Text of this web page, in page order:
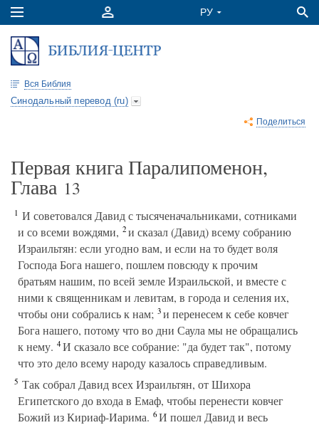
Вся Библия
Синодальный перевод (ru)
Поделиться
Первая книга Паралипоменон,
Глава 13
1 И советовался Давид с тысяченачальниками, сотниками
и со всеми вождями, 2и сказал (Давид) всему собранию
Израильтян: если угодно вам, и если на то будет воля
Господа Бога нашего, пошлем повсюду к прочим
братьям нашим, по всей земле Израильской, и вместе с
ними к священникам и левитам, в города и селения их,
чтобы они собрались к нам; 3и перенесем к себе ковчег
Бога нашего, потому что во дни Саула мы не обращались
к нему. 4И сказало все собрание: "да будет так", потому
что это дело всему народу казалось справедливым.
5 Так собрал Давид всех Израильтян, от Шихора
Египетского до входа в Емаф, чтобы перенести ковчег
Божий из Кириаф-Иарима. 6И пошел Давид и весь